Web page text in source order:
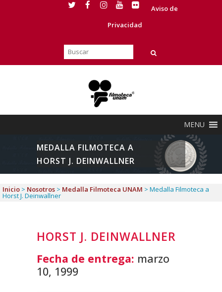
Aviso de
Privacidad
MENU
MEDALLA FILMOTECA A
HORST J. DEINWALLNER
Inicio > Nosotros > Medalla Filmoteca UNAM > Medalla Filmoteca a
Horst J. Deinwallner
HORST J. DEINWALLNER
Fecha de entrega: marzo
10, 1999